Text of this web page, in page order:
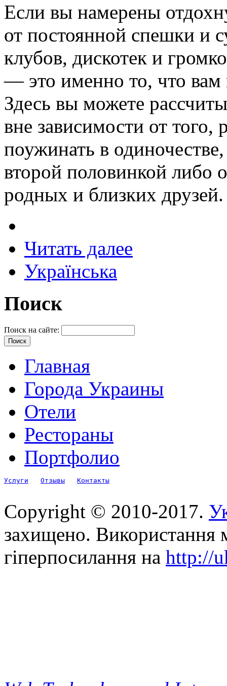
Если вы намерены
от постоянной спешки и
клубов, дискотек и
— это именно то, что вам
Здесь вы можете
вне зависимости от
поужинать в
второй половинкой либо
родных и близких друзей.
Читать далее
Українська
Поиск
Поиск на сайте:
Главная
Города Украины
Отели
Рестораны
Портфолио
Услуги Отзывы Контакты
Copyright © 2010-2017.
захищено. Використання
гіперпосилання на http://